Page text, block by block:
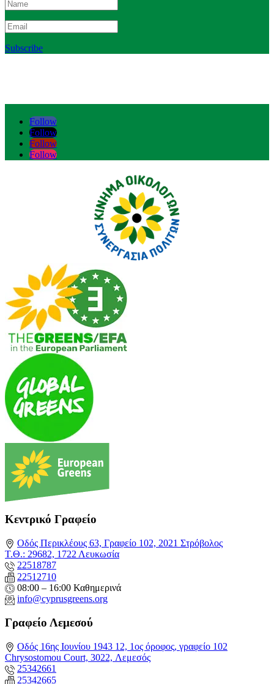
Subscribe
Follow
Follow
Follow
Follow
Κεντρικό Γραφείο
Οδός Περικλέους 63, Γραφείο 102, 2021 Στρόβολος
Τ.Θ.: 29682, 1722 Λευκωσία
22518787
22512710
08:00 – 16:00 Καθημερινά
info@cyprusgreens.org
Γραφείο Λεμεσού
Οδός 16ης Ιουνίου 1943 12, 1ος όροφος, γραφείο 102
Chrysostomou Court, 3022, Λεμεσός
25342661
25342665